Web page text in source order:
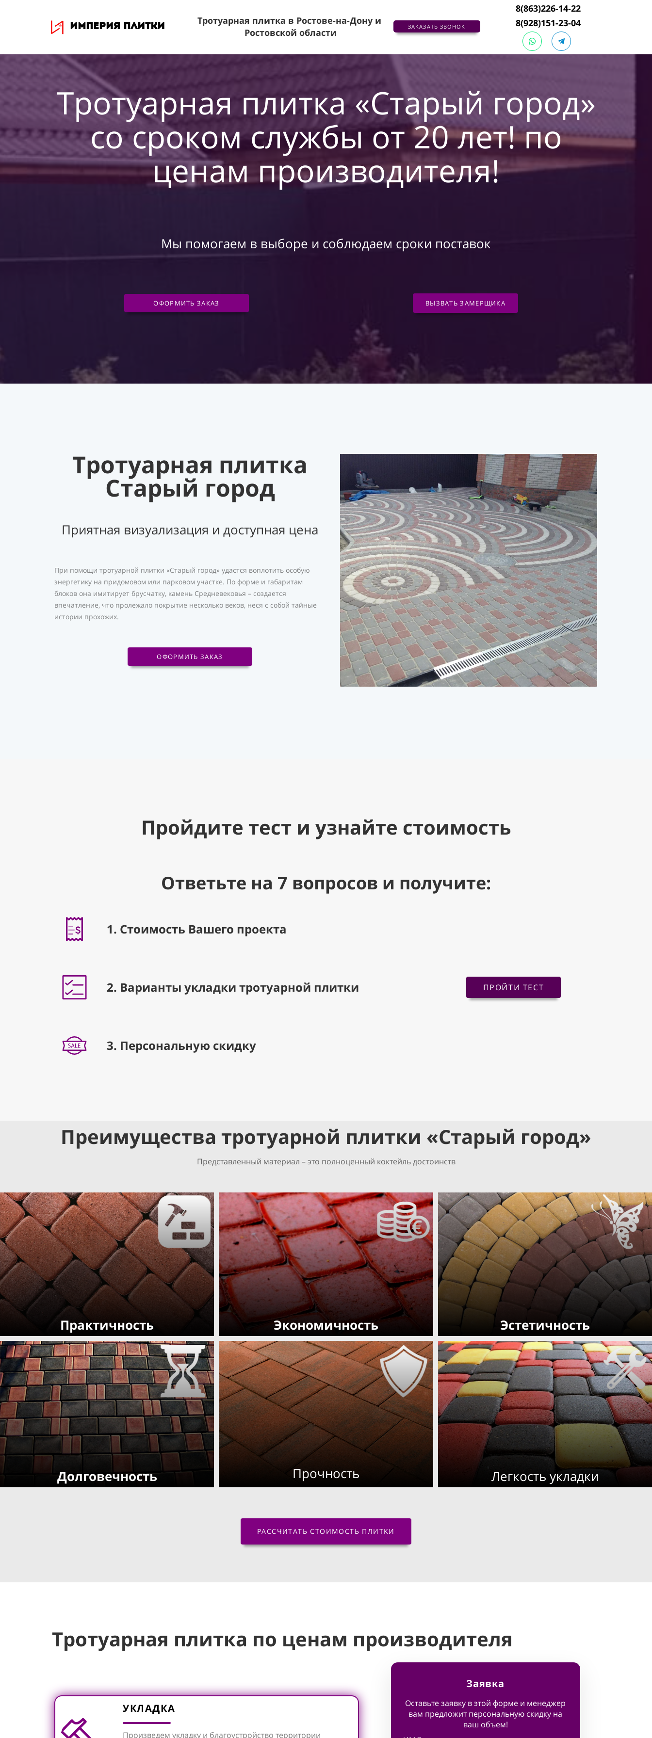
ИМПЕРИЯ ПЛИТКИ
Тротуарная плитка в Ростове-на-Дону и
Ростовской области
ЗАКАЗАТЬ ЗВОНОК
8(863)226-14-22
8(928)151-23-04
Тротуарная плитка «Старый город»
со сроком службы от 20 лет! по
ценам производителя!
Мы помогаем в выборе и соблюдаем сроки поставок
ОФОРМИТЬ ЗАКАЗ ВЫЗВАТЬ ЗАМЕРЩИКА
Тротуарная плитка
Старый город
Приятная визуализация и доступная цена
При помощи тротуарной плитки «Старый город» удастся воплотить особую
энергетику на придомовом или парковом участке. По форме и габаритам
блоков она имитирует брусчатку, камень Средневековья – создается
впечатление, что пролежало покрытие несколько веков, неся с собой тайные
истории прохожих.
ОФОРМИТЬ ЗАКАЗ
Пройдите тест и узнайте стоимость
Ответьте на 7 вопросов и получите:
1. Стоимость Вашего проекта
2. Варианты укладки тротуарной плитки
3. Персональную скидку
ПРОЙТИ ТЕСТ
Преимущества тротуарной плитки «Старый город»
Представленный материал – это полноценный коктейль достоинств
Практичность Экономичность Эстетичность
Долговечность Прочность Легкость укладки
РАССЧИТАТЬ СТОИМОСТЬ ПЛИТКИ
Тротуарная плитка по ценам производителя
УКЛАДКА
Произведем укладку и благоустройство территории
Заявка
Оставьте заявку в этой форме и менеджер
вам предложит персональную скидку на
ваш объем!